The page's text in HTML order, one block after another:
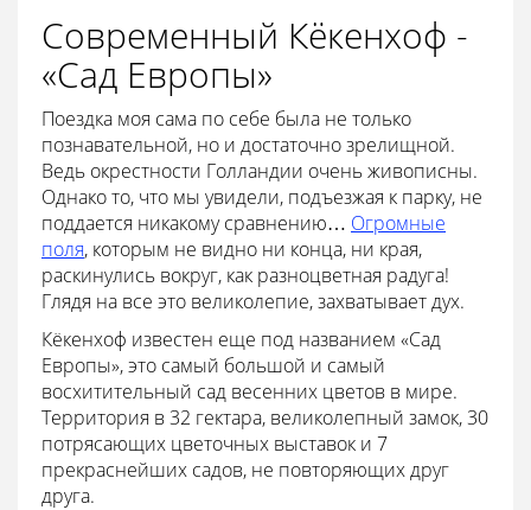
Современный Кёкенхоф -
«Сад Европы»
Поездка моя сама по себе была не только
познавательной, но и достаточно зрелищной.
Ведь окрестности Голландии очень живописны.
Однако то, что мы увидели, подъезжая к парку, не
поддается никакому сравнению… Огромные
поля, которым не видно ни конца, ни края,
раскинулись вокруг, как разноцветная радуга!
Глядя на все это великолепие, захватывает дух.
Кёкенхоф известен еще под названием «Сад
Европы», это самый большой и самый
восхитительный сад весенних цветов в мире.
Территория в 32 гектара, великолепный замок, 30
потрясающих цветочных выставок и 7
прекраснейших садов, не повторяющих друг
друга.